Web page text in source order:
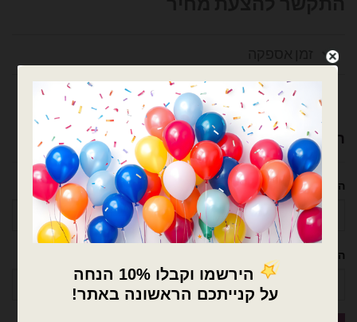
עלות משלוחים
רוצה עזרה לארגן אירוע מושלם? נשמח לעזור!
השם שלך
הטלפון שלך